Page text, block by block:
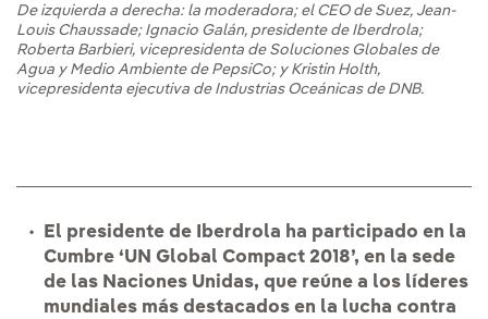
De izquierda a derecha: la moderadora; el CEO de Suez, Jean-
Louis Chaussade; Ignacio Galán, presidente de Iberdrola;
Roberta Barbieri, vicepresidenta de Soluciones Globales de
Agua y Medio Ambiente de PepsiCo; y Kristin Holth,
vicepresidenta ejecutiva de Industrias Oceánicas de DNB.
El presidente de Iberdrola ha participado en la
Cumbre ‘UN Global Compact 2018’, en la sede
de las Naciones Unidas, que reúne a los líderes
mundiales más destacados en la lucha contra